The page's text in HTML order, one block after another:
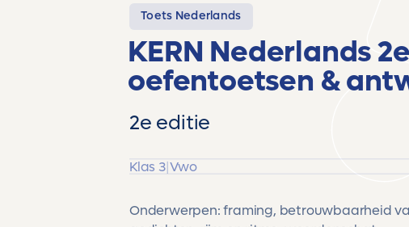
Toets Nederlands
KERN Nederlands
oefentoetsen &
2e editie
Klas 3|Vwo
Onderwerpen: framing, betrouwbaarheid